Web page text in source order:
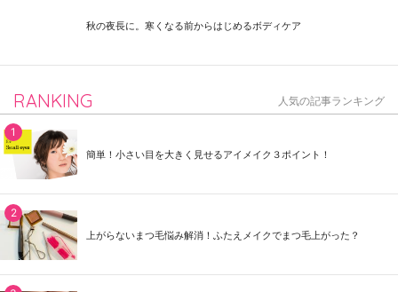
秋の夜長に。寒くなる前からはじめるボディケア
RANKING 人気の記事ランキング
簡単！小さい目を大きく見せるアイメイク３ポイント！
上がらないまつ毛悩み解消！ふたえメイクでまつ毛上がった？